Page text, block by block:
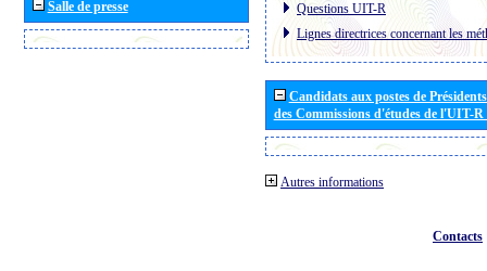
Salle de presse
Questions UIT-R
Lignes directrices concernant les
Candidats aux postes de
des Commissions d'études de l'UIT-
Autres informations
Contacts